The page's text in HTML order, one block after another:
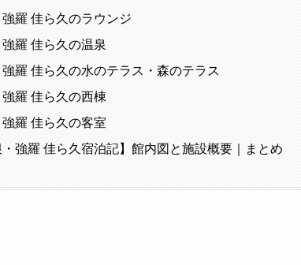
羅 佳ら久のラウンジ
羅 佳ら久の温泉
羅 佳ら久の水のテラス・森のテラス
羅 佳ら久の西棟
羅 佳ら久の客室
・強羅 佳ら久宿泊記】館内図と施設概要｜まとめ